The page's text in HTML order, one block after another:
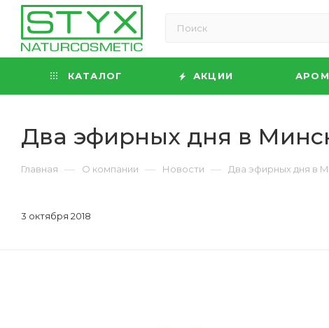
КАТАЛОГ АКЦИИ
Два эфирных дня в
Главная — О компании — Новости — Два эфирных дня в
3 октября 2018